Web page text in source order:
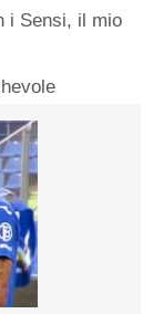
i Sensi, il mio